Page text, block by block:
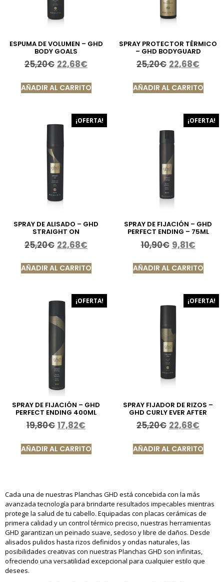
ESPUMA DE VOLUMEN – GHD
BODY GOALS
25,20€ 22,68€
AÑADIR AL CARRITO
SPRAY PROTECTOR TÉRMICO
– GHD BODYGUARD
25,20€ 22,68€
AÑADIR AL CARRITO
¡OFERTA!
SPRAY DE ALISADO – GHD
STRAIGHT ON
25,20€ 22,68€
AÑADIR AL CARRITO
¡OFERTA!
SPRAY DE FIJACIÓN – GHD
PERFECT ENDING – 75ML
10,90€ 9,81€
AÑADIR AL CARRITO
¡OFERTA!
SPRAY DE FIJACIÓN – GHD
PERFECT ENDING 400ML
19,80€ 17,82€
AÑADIR AL CARRITO
¡OFERTA!
SPRAY FIJADOR DE RIZOS –
GHD CURLY EVER AFTER
25,20€ 22,68€
AÑADIR AL CARRITO
Cada una de nuestras Planchas GHD está concebida con la más
avanzada tecnología para brindarte resultados impecables mientras
protege la salud de tu cabello. Equipadas con placas cerámicas de
primera calidad y un control térmico preciso, nuestras herramientas
GHD garantizan un peinado suave, sedoso y libre de daños. Desde
alisados pulidos hasta rizos definidos y ondas naturales, las
posibilidades creativas con nuestras Planchas GHD son infinitas,
ofreciendo una versatilidad excepcional para cualquier estilo que
desees.